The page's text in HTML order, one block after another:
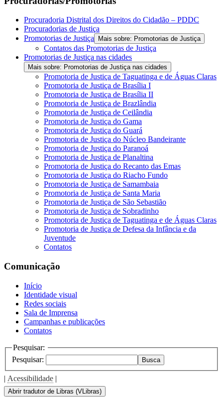
Procuradoria Distrital dos Direitos do Cidadão – PDDC
Procuradorias de Justiça
Promotorias de Justiça
Mais sobre: Promotorias de Justiça
Contatos das Promotorias de Justiça
Promotorias de Justiça nas cidades
Mais sobre: Promotorias de Justiça nas cidades
Promotoria de Justiça de Taguatinga e de Águas Claras
Promotoria de Justiça de Brasília I
Promotoria de Justiça de Brasília II
Promotoria de Justiça de Brazlândia
Promotoria de Justiça de Ceilândia
Promotoria de Justiça do Gama
Promotoria de Justiça do Guará
Promotoria de Justiça do Núcleo Bandeirante
Promotoria de Justiça do Paranoá
Promotoria de Justiça de Planaltina
Promotoria de Justiça do Recanto das Emas
Promotoria de Justiça do Riacho Fundo
Promotoria de Justiça de Samambaia
Promotoria de Justiça de Santa Maria
Promotoria de Justiça de São Sebastião
Promotoria de Justiça de Sobradinho
Promotoria de Justiça de Taguatinga e de Águas Claras
Promotoria de Justiça de Defesa da Infância e da
Juventude
Contatos
Comunicação
Início
Identidade visual
Redes sociais
Sala de Imprensa
Campanhas e publicações
Contatos
Pesquisar:
Pesquisar:
Busca
| Acessibilidade |
Abrir tradutor de Libras (VLibras)